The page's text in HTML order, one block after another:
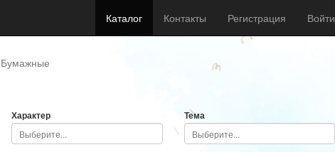
Каталог Контакты Регистрация Войти
Бумажные
Характер Тема